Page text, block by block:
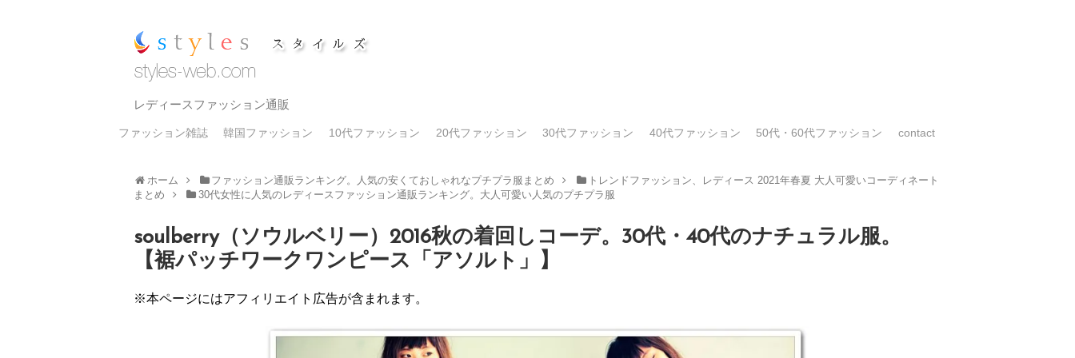
レディースファッション通販
ファッション雑誌 韓国ファッション 10代ファッション 20代ファッション 30代ファッション 40代ファッション 50代・60代ファッション contact
ホーム ファッション通販ランキング。人気の安くておしゃれなプチプラ服まとめ
トレンドファッション、レディース 2021年春夏 大人可愛いコーディネート
まとめ
30代女性に人気のレディースファッション通販ランキング。大人可愛い人気のプチプラ服
soulberry（ソウルベリー）2016秋の着回しコーデ。30代・40代のナチュラル服。
【裾パッチワークワンピース「アソルト」】
※本ページにはアフィリエイト広告が含まれます。